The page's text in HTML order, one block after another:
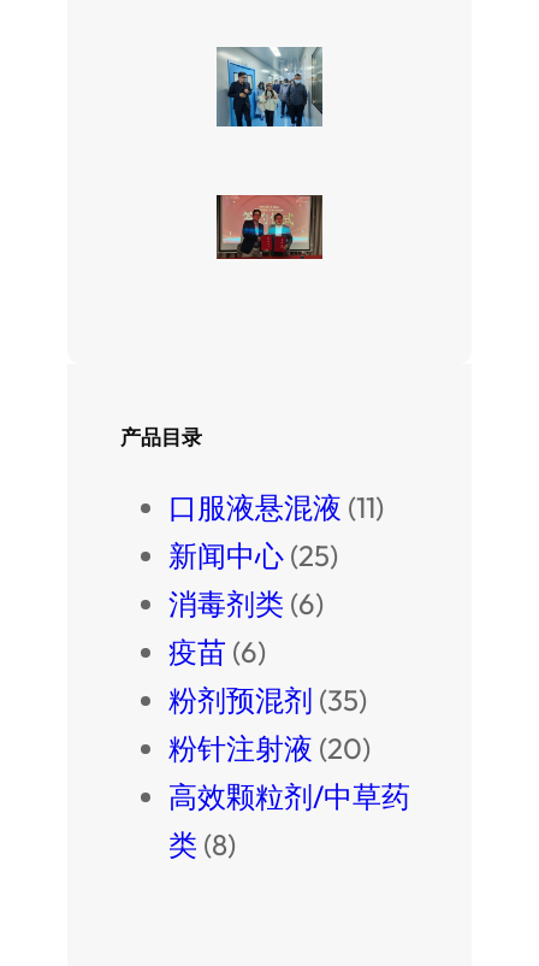
产品目录
口服液悬混液 (11)
新闻中心 (25)
消毒剂类 (6)
疫苗 (6)
粉剂预混剂 (35)
粉针注射液 (20)
高效颗粒剂/中草药
类 (8)